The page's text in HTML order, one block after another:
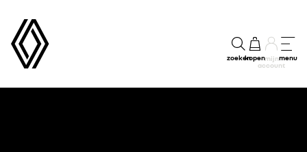
zoekenkopenmijn
account
menu